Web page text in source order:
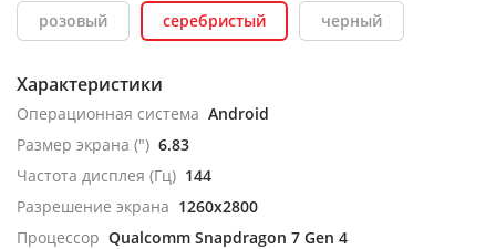
розовый серебристый черный
Характеристики
Операционная система Android
Размер экрана (") 6.83
Частота дисплея (Гц) 144
Разрешение экрана 1260x2800
Процессор Qualcomm Snapdragon 7 Gen 4